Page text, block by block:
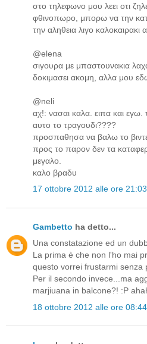
στο τηλεφωνο μου λεει οτι
φθινοπωρο, μπορω να την
την αληθεια λιγο
@elena
σιγουρα με μπαστουνακια
δοκιμασει ακομη, αλλα μου
@neli
αχ!: νασαι καλα. ειπα και εγω.
αυτο το τραγουδι????
προσπαθησα να βαλω το
προς το παρον δεν τα
μεγαλο.
καλο βραδυ
17 ottobre 2012 alle ore 21:03
Gambetto ha detto...
Una constatazione ed un
La prima è che non l'ho mai
questo vorrei frustarmi senza
Per il secondo invece...ma
marjiuana in balcone?! :P
18 ottobre 2012 alle ore 08:44